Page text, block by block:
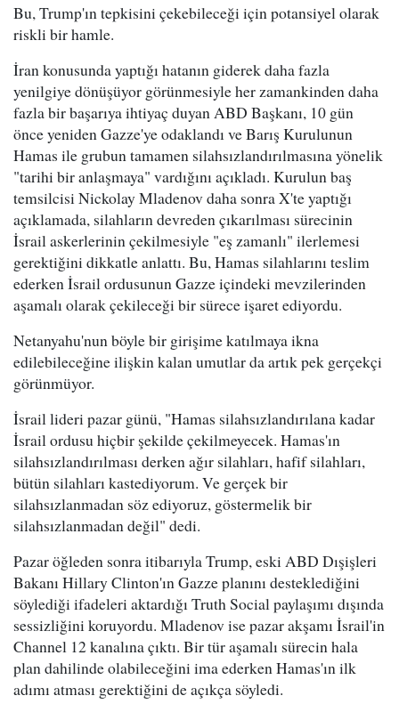
Bu, Trump'ın tepkisini çekebileceği için potansiyel olarak
riskli bir hamle.
İran konusunda yaptığı hatanın giderek daha fazla
yenilgiye dönüşüyor görünmesiyle her zamankinden daha
fazla bir başarıya ihtiyaç duyan ABD Başkanı, 10 gün
önce yeniden Gazze'ye odaklandı ve Barış Kurulunun
Hamas ile grubun tamamen silahsızlandırılmasına yönelik
"tarihi bir anlaşmaya" vardığını açıkladı. Kurulun baş
temsilcisi Nickolay Mladenov daha sonra X'te yaptığı
açıklamada, silahların devreden çıkarılması sürecinin
İsrail askerlerinin çekilmesiyle "eş zamanlı" ilerlemesi
gerektiğini dikkatle anlattı. Bu, Hamas silahlarını teslim
ederken İsrail ordusunun Gazze içindeki mevzilerinden
aşamalı olarak çekileceği bir sürece işaret ediyordu.
Netanyahu'nun böyle bir girişime katılmaya ikna
edilebileceğine ilişkin kalan umutlar da artık pek gerçekçi
görünmüyor.
İsrail lideri pazar günü, "Hamas silahsızlandırılana kadar
İsrail ordusu hiçbir şekilde çekilmeyecek. Hamas'ın
silahsızlandırılması derken ağır silahları, hafif silahları,
bütün silahları kastediyorum. Ve gerçek bir
silahsızlanmadan söz ediyoruz, göstermelik bir
silahsızlanmadan değil" dedi.
Pazar öğleden sonra itibarıyla Trump, eski ABD Dışişleri
Bakanı Hillary Clinton'ın Gazze planını desteklediğini
söylediği ifadeleri aktardığı Truth Social paylaşımı dışında
sessizliğini koruyordu. Mladenov ise pazar akşamı İsrail'in
Channel 12 kanalına çıktı. Bir tür aşamalı sürecin hala
plan dahilinde olabileceğini ima ederken Hamas'ın ilk
adımı atması gerektiğini de açıkça söyledi.